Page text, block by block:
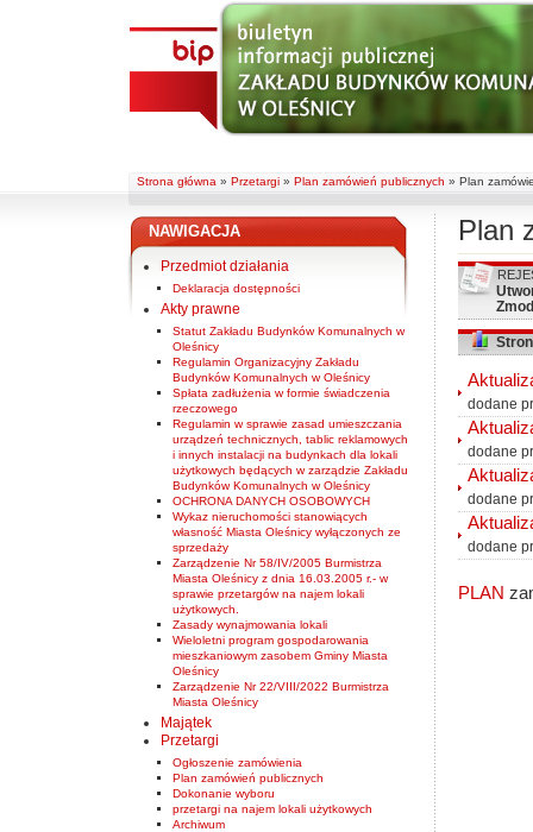
Strona główna » Przetargi » Plan zamówień publicznych » Plan
Plan
dodane
dodane
dodane
dodane
PLAN
NAWIGACJA
Przedmiot działania
Deklaracja dostępności
Akty prawne
Statut Zakładu Budynków Komunalnych w
Oleśnicy
Regulamin Organizacyjny Zakładu
Budynków Komunalnych w Oleśnicy
Spłata zadłużenia w formie świadczenia
rzeczowego
Regulamin w sprawie zasad umieszczania
urządzeń technicznych, tablic reklamowych
i innych instalacji na budynkach dla lokali
użytkowych będących w zarządzie Zakładu
Budynków Komunalnych w Oleśnicy
OCHRONA DANYCH OSOBOWYCH
Wykaz nieruchomości stanowiących
własność Miasta Oleśnicy wyłączonych ze
sprzedaży
Zarządzenie Nr 58/IV/2005 Burmistrza
Miasta Oleśnicy z dnia 16.03.2005 r.- w
sprawie przetargów na najem lokali
użytkowych.
Zasady wynajmowania lokali
Wieloletni program gospodarowania
mieszkaniowym zasobem Gminy Miasta
Oleśnicy
Zarządzenie Nr 22/VIII/2022 Burmistrza
Miasta Oleśnicy
Majątek
Przetargi
Ogłoszenie zamówienia
Plan zamówień publicznych
Dokonanie wyboru
przetargi na najem lokali użytkowych
Archiwum